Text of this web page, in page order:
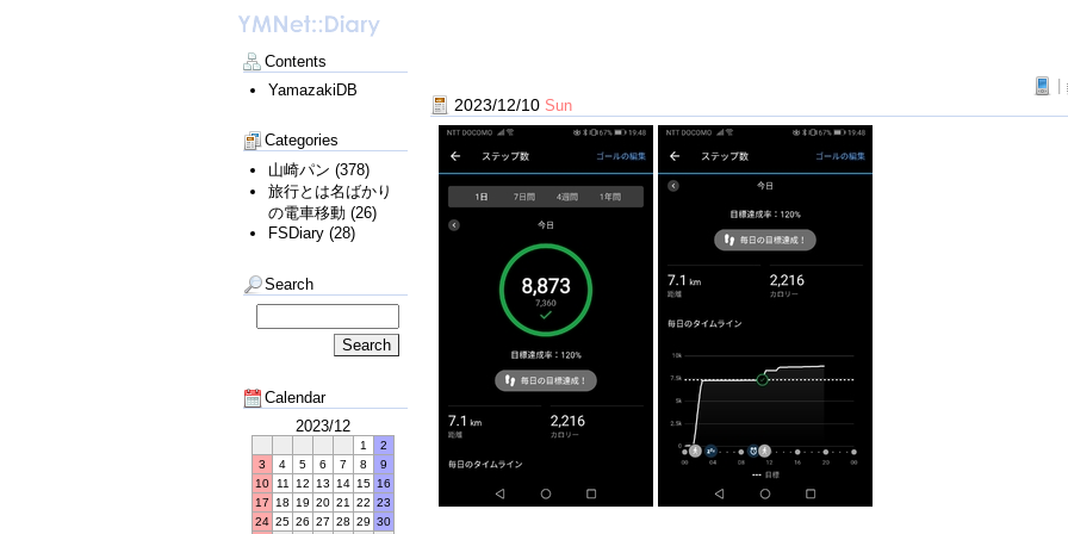
Contents
YamazakiDB
Categories
山崎パン (378)
旅行とは名ばかり
の電車移動 (26)
FSDiary (28)
Search
Calendar
2023/12
1
2
3
4 5 6 7 8
9
10
11 12 13 14 15 16
17
18 19 20 21 22 23
24 25 26 27 28 29 30
2023/12/10 Sun